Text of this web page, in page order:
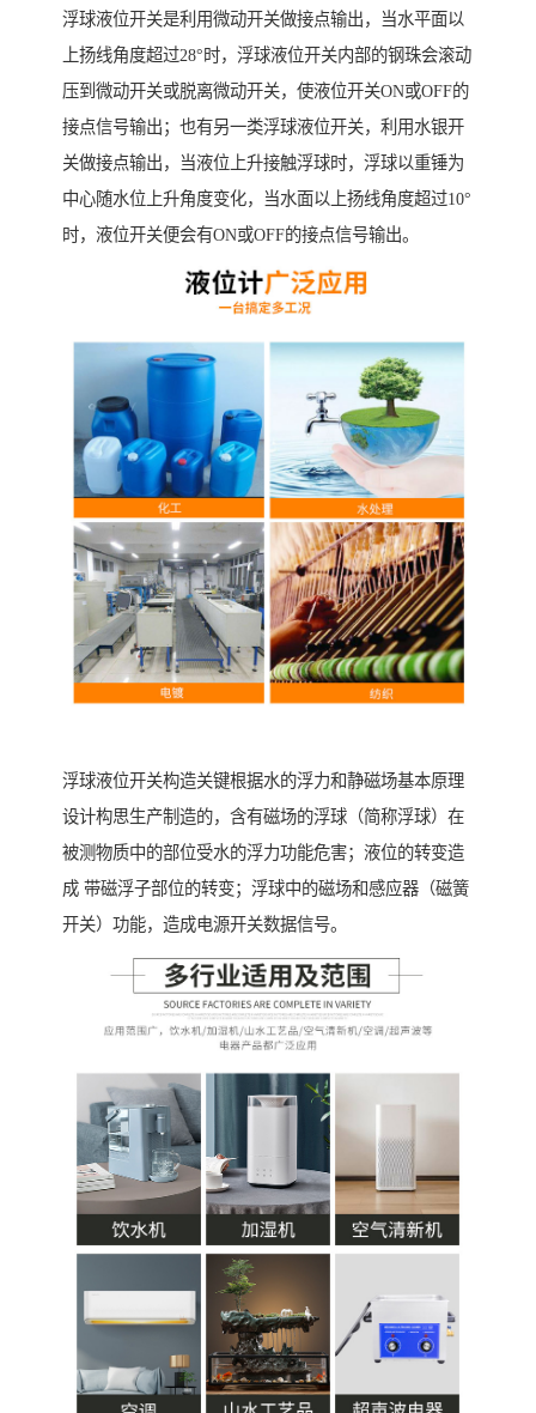
浮球液位开关是利用微动开关做接点输出，当水平面以
上扬线角度超过28°时，浮球液位开关内部的钢珠会滚动
压到微动开关或脱离微动开关，使液位开关ON或OFF的
接点信号输出；也有另一类浮球液位开关，利用水银开
关做接点输出，当液位上升接触浮球时，浮球以重锤为
中心随水位上升角度变化，当水面以上扬线角度超过10°
时，液位开关便会有ON或OFF的接点信号输出。
浮球液位开关构造关键根据水的浮力和静磁场基本原理
设计构思生产制造的，含有磁场的浮球（简称浮球）在
被测物质中的部位受水的浮力功能危害；液位的转变造
成 带磁浮子部位的转变；浮球中的磁场和感应器（磁簧
开关）功能，造成电源开关数据信号。